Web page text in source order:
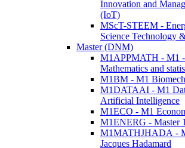
Innovation and
(IoT)
MScT-STEEM -
Science Technology
Master (DNM)
M1APPMATH - M1
Mathematics and
M1BM - M1
M1DATAAI - M1
Artificial Intelligence
M1ECO - M1
M1ENERG - Master
M1MATHJHADA -
Jacques Hadamard